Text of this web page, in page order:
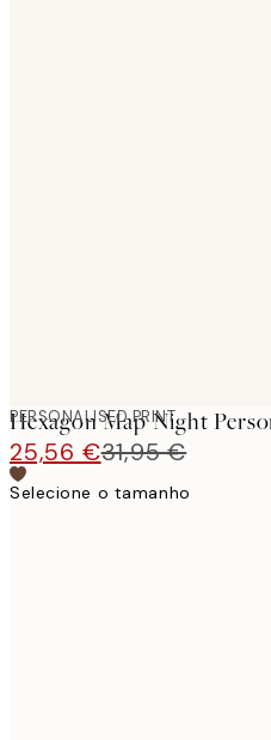
PERSONALISED PRINT
Hexagon Map Night
25,56 €31,95 €
Selecione o tamanho